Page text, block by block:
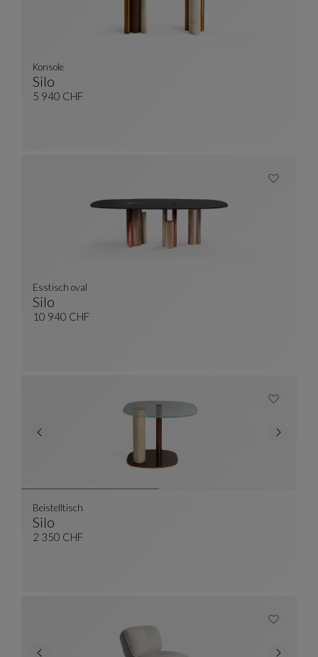
Silo
Konsole
Siehe Vollständige Beschreibung
Konsole
5 940 CHF
Silo
Esstisch Oval
Siehe Vollständige Beschreibung
Esstisch oval
10 940 CHF
Silo
Beistelltisch
Siehe Vollständige Beschreibung
Beistelltisch
2 350 CHF